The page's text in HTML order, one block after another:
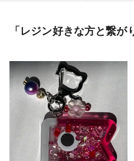
「レジン好きな方と繋